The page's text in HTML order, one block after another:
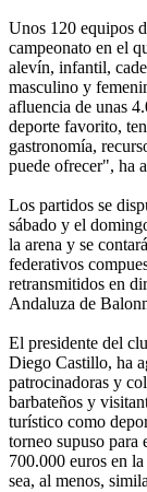
Unos 120 equipos
campeonato en el
alevín, infantil,
masculino y
afluencia de unas
deporte favorito,
gastronomía,
puede ofrecer", ha
Los partidos se
sábado y el
la arena y se
federativos
retransmitidos en
Andaluza de
El presidente del
Diego Castillo, ha
patrocinadoras y
barbateños y
turístico como
torneo supuso
700.000 euros en
sea, al menos,